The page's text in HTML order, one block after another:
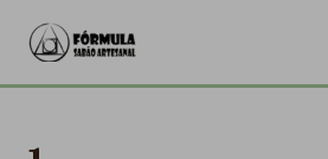
para
o